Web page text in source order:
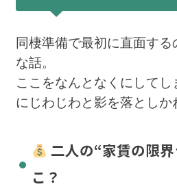
同棲準備で最初に直面す
な話。
ここをなんとなくにして
にじわじわと影を落としか
二人の“家賃の限
こ？